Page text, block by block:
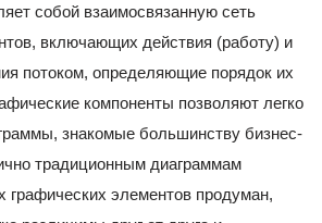
собой взаимосвязанную сеть
включающих действия (работу) и
потоком, определяющие порядок их
компоненты позволяют легко
знакомые большинству бизнес-
традиционным диаграммам
графических элементов продуман,